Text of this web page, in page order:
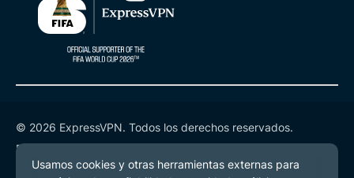
© 2026 ExpressVPN. Todos los derechos reservados.
Política de Privacidad
Términos de Servicio